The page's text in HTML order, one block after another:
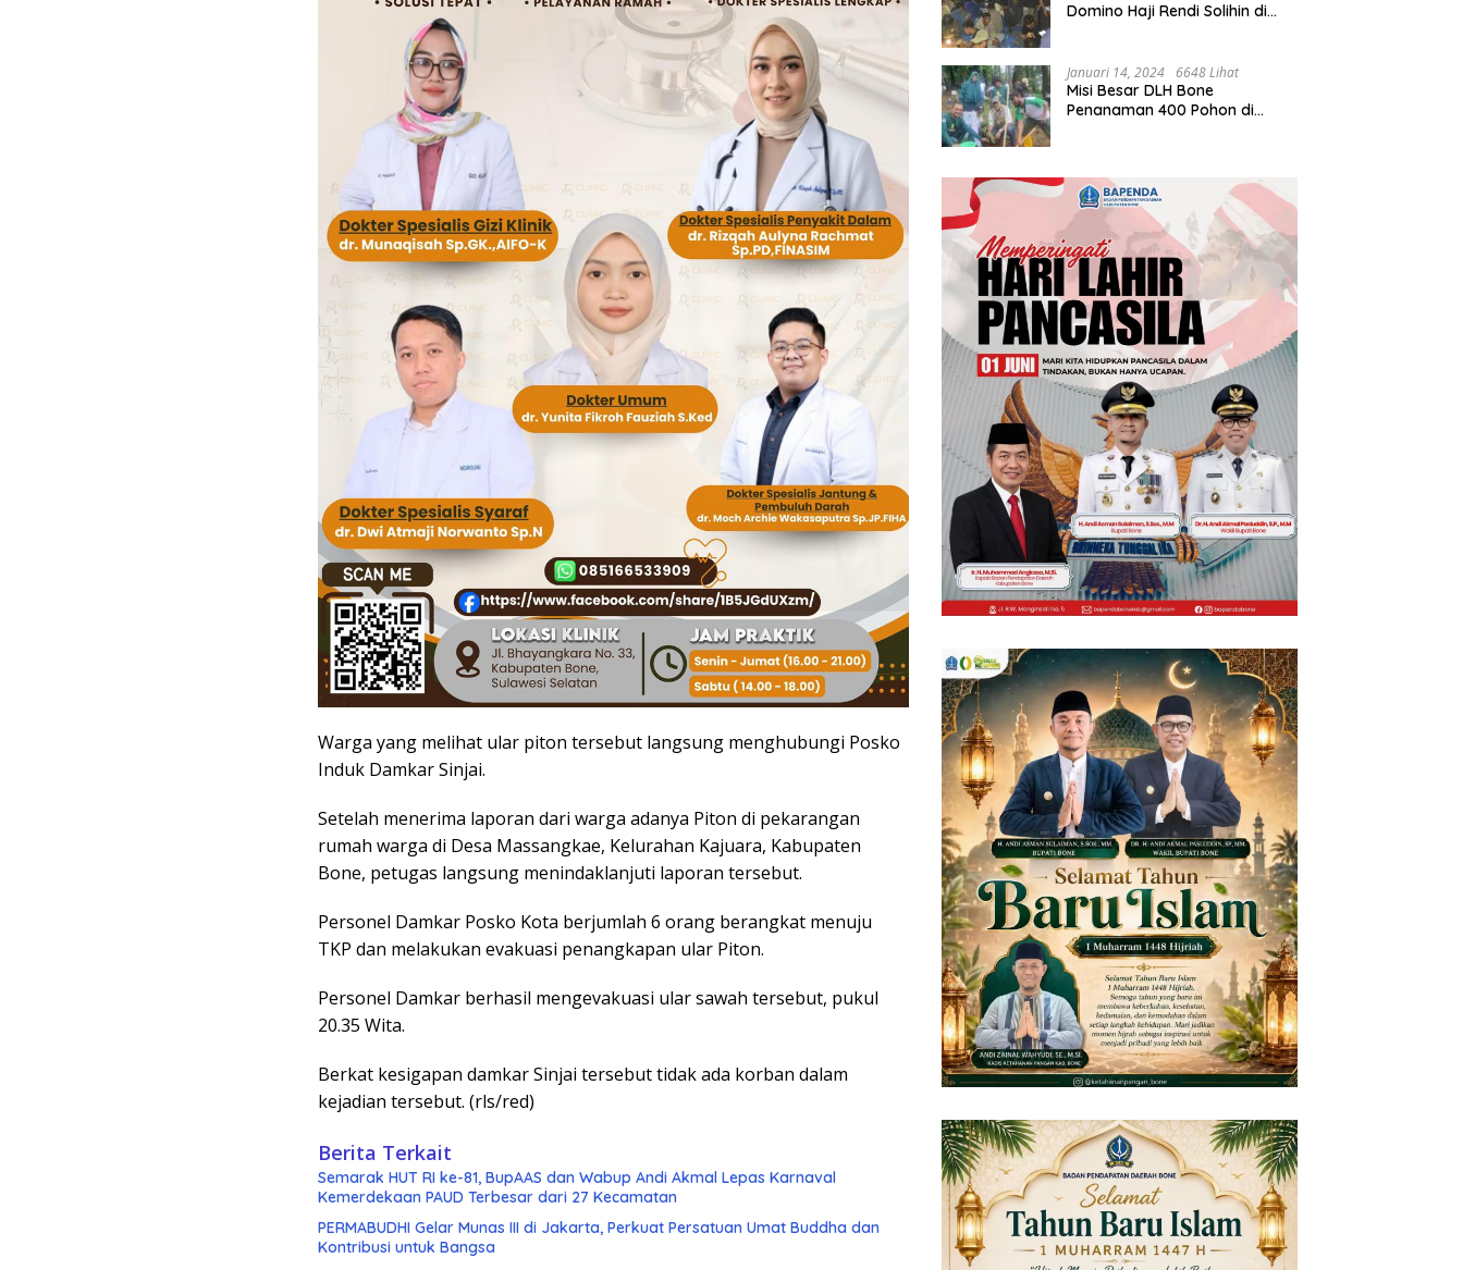
Warga yang melihat ular piton tersebut langsung menghubungi Posko
Induk Damkar Sinjai.
Setelah menerima laporan dari warga adanya Piton di pekarangan
rumah warga di Desa Massangkae, Kelurahan Kajuara, Kabupaten
Bone, petugas langsung menindaklanjuti laporan tersebut.
Personel Damkar Posko Kota berjumlah 6 orang berangkat menuju
TKP dan melakukan evakuasi penangkapan ular Piton.
Personel Damkar berhasil mengevakuasi ular sawah tersebut, pukul
20.35 Wita.
Berkat kesigapan damkar Sinjai tersebut tidak ada korban dalam
kejadian tersebut. (rls/red)
Berita Terkait
Semarak HUT RI ke-81, BupAAS dan Wabup Andi Akmal Lepas Karnaval
Kemerdekaan PAUD Terbesar dari 27 Kecamatan
PERMABUDHI Gelar Munas III di Jakarta, Perkuat Persatuan Umat Buddha dan
Kontribusi untuk Bangsa
Domino Haji Rendi Solihin di
Januari 14, 2024 6648 Lihat
Misi Besar DLH Bone
Penanaman 400 Pohon di